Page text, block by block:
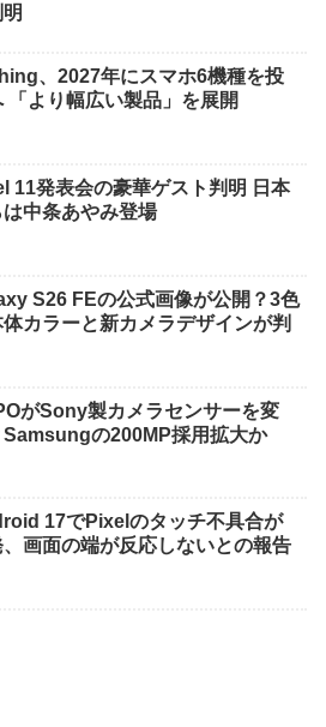
、2027年にスマホ6機種を投
「より幅広い製品」を展開
11発表会の豪華ゲスト判明 日本
は中条あやみ登場
S26 FEの公式画像が公開？3色
カラーと新カメラデザインが判
がSony製カメラセンサーを変
Samsungの200MP採用拡大か
17でPixelのタッチ不具合が
、画面の端が反応しないとの報告